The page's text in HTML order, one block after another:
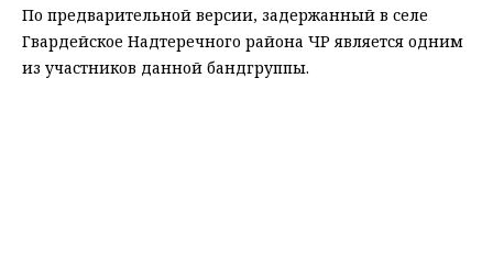
По предварительной версии, задержанный в селе
Гвардейское Надтеречного района ЧР является одним
из участников данной бандгруппы.